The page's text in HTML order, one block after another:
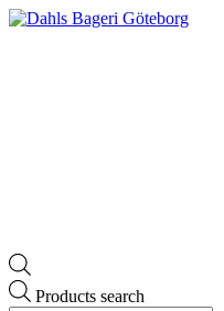
Products search